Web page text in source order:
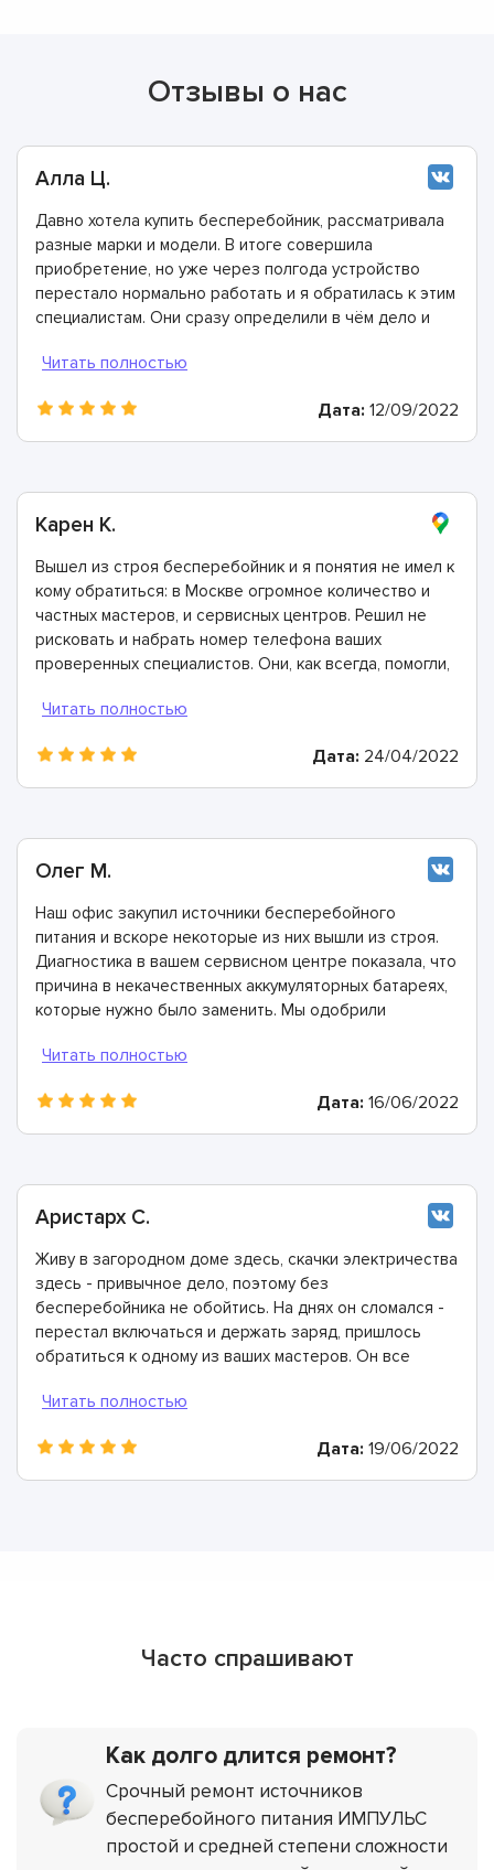
Отзывы о нас
Алла Ц.
Давно хотела купить бесперебойник, рассматривала
разные марки и модели. В итоге совершила
приобретение, но уже через полгода устройство
перестало нормально работать и я обратилась к этим
специалистам. Они сразу определили в чём дело и
Дата: 12/09/2022
Карен К.
Вышел из строя бесперебойник и я понятия не имел к
кому обратиться: в Москве огромное количество и
частных мастеров, и сервисных центров. Решил не
рисковать и набрать номер телефона ваших
проверенных специалистов. Они, как всегда, помогли,
Дата: 24/04/2022
Олег М.
Наш офис закупил источники бесперебойного
питания и вскоре некоторые из них вышли из строя.
Диагностика в вашем сервисном центре показала, что
причина в некачественных аккумуляторных батареях,
которые нужно было заменить. Мы одобрили
хорошо, огромная им благодарность.
Дата: 16/06/2022
Аристарх С.
Живу в загородном доме здесь, скачки электричества
здесь - привычное дело, поэтому без
бесперебойника не обойтись. На днях он сломался -
перестал включаться и держать заряд, пришлось
обратиться к одному из ваших мастеров. Он все
нареканий нет, спасибо.
Дата: 19/06/2022
Часто спрашивают
Как долго длится ремонт?
Срочный ремонт источников
бесперебойного питания ИМПУЛЬС
простой и средней степени сложности